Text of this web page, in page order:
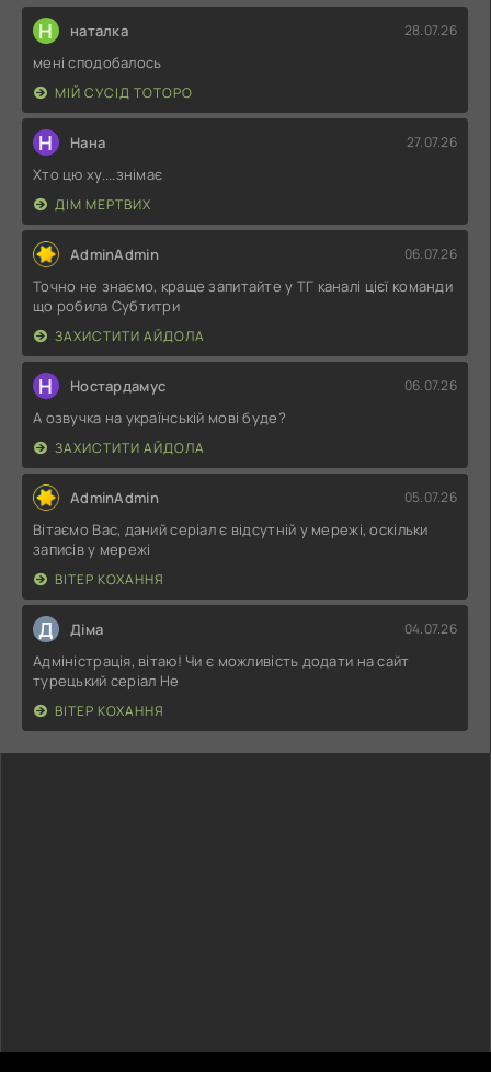
Н наталка 28.07.26
мені сподобалось
МІЙ СУСІД ТОТОРО
Н Нана 27.07.26
Хто цю ху....знімає
ДІМ МЕРТВИХ
AdminAdmin 06.07.26
Точно не знаємо, краще запитайте у ТГ каналі цієї команди
що робила Субтитри
ЗАХИСТИТИ АЙДОЛА
Н Ностардамус 06.07.26
А озвучка на українській мові буде?
ЗАХИСТИТИ АЙДОЛА
AdminAdmin 05.07.26
Вітаємо Вас, даний серіал є відсутній у мережі, оскільки
записів у мережі
ВІТЕР КОХАННЯ
Д Діма 04.07.26
Адміністрація, вітаю! Чи є можливість додати на сайт
турецький серіал Не
ВІТЕР КОХАННЯ